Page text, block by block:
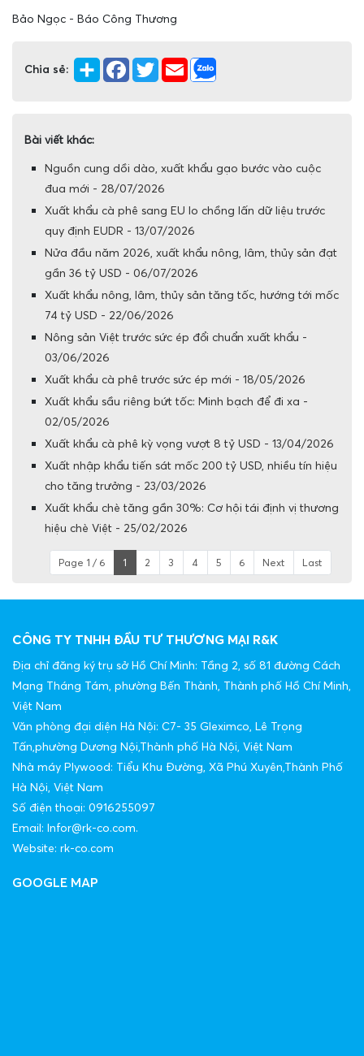
Bảo Ngọc - Báo Công Thương
Chia sẻ:
Bài viết khác:
Nguồn cung dồi dào, xuất khẩu gạo bước vào cuộc
đua mới - 28/07/2026
Xuất khẩu cà phê sang EU lo chồng lấn dữ liệu trước
quy định EUDR - 13/07/2026
Nửa đầu năm 2026, xuất khẩu nông, lâm, thủy sản đạt
gần 36 tỷ USD - 06/07/2026
Xuất khẩu nông, lâm, thủy sản tăng tốc, hướng tới mốc
74 tỷ USD - 22/06/2026
Nông sản Việt trước sức ép đổi chuẩn xuất khẩu -
03/06/2026
Xuất khẩu cà phê trước sức ép mới - 18/05/2026
Xuất khẩu sầu riêng bứt tốc: Minh bạch để đi xa -
02/05/2026
Xuất khẩu cà phê kỳ vọng vượt 8 tỷ USD - 13/04/2026
Xuất nhập khẩu tiến sát mốc 200 tỷ USD, nhiều tín hiệu
cho tăng trưởng - 23/03/2026
Xuất khẩu chè tăng gần 30%: Cơ hội tái định vị thương
hiệu chè Việt - 25/02/2026
Page 1 / 6 1 2 3 4 5 6 Next Last
CÔNG TY TNHH ĐẦU TƯ THƯƠNG MẠI R&K
Địa chỉ đăng ký trụ sở Hồ Chí Minh: Tầng 2, số 81 đường Cách
Mạng Tháng Tám, phường Bến Thành, Thành phố Hồ Chí Minh,
Việt Nam
Văn phòng đại diện Hà Nội: C7- 35 Gleximco, Lê Trọng
Tấn,phường Dương Nội,Thành phố Hà Nội, Việt Nam
Nhà máy Plywood: Tiểu Khu Đường, Xã Phú Xuyên,Thành Phố
Hà Nội, Việt Nam
Số điện thoại: 0916255097
Email: Infor@rk-co.com.
Website: rk-co.com
GOOGLE MAP